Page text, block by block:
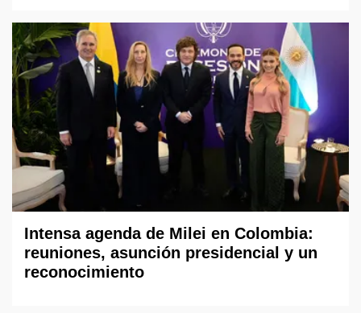
Intensa agenda de Milei en Colombia:
reuniones, asunción presidencial y un
reconocimiento